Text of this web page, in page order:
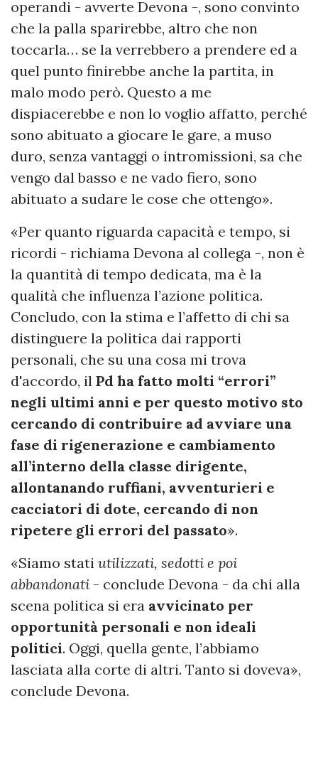
operandi - avverte Devona -, sono convinto
che la palla sparirebbe, altro che non
toccarla… se la verrebbero a prendere ed a
quel punto finirebbe anche la partita, in
malo modo però. Questo a me
dispiacerebbe e non lo voglio affatto, perché
sono abituato a giocare le gare, a muso
duro, senza vantaggi o intromissioni, sa che
vengo dal basso e ne vado fiero, sono
abituato a sudare le cose che ottengo».
«Per quanto riguarda capacità e tempo, si
ricordi - richiama Devona al collega -, non è
la quantità di tempo dedicata, ma è la
qualità che influenza l’azione politica.
Concludo, con la stima e l’affetto di chi sa
distinguere la politica dai rapporti
personali, che su una cosa mi trova
d'accordo, il Pd ha fatto molti “errori”
negli ultimi anni e per questo motivo sto
cercando di contribuire ad avviare una
fase di rigenerazione e cambiamento
all’interno della classe dirigente,
allontanando ruffiani, avventurieri e
cacciatori di dote, cercando di non
ripetere gli errori del passato».
«Siamo stati utilizzati, sedotti e poi
abbandonati - conclude Devona - da chi alla
scena politica si era avvicinato per
opportunità personali e non ideali
politici. Oggi, quella gente, l’abbiamo
lasciata alla corte di altri. Tanto si doveva»,
conclude Devona.